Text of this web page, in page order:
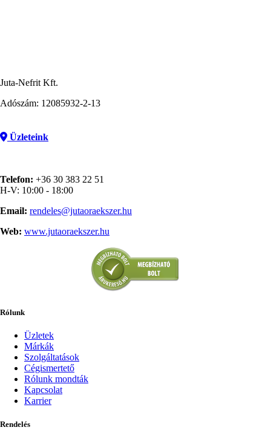
Juta-Nefrit Kft.
Adószám: 12085932-2-13
Üzleteink
Telefon: +36 30 383 22 51
H-V: 10:00 - 18:00
Email: rendeles@jutaoraekszer.hu
Web: www.jutaoraekszer.hu
Rólunk
Üzletek
Márkák
Szolgáltatások
Cégismertető
Rólunk mondták
Kapcsolat
Karrier
Rendelés